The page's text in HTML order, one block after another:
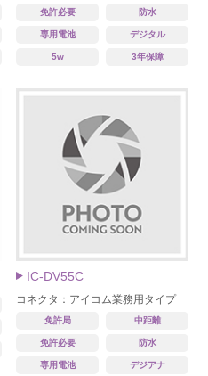
免許必要 防水
専用電池 デジタル
5w 3年保障
IC-DV55C
コネクタ：アイコム業務用タイプ
免許局 中距離
免許必要 防水
専用電池 デジアナ